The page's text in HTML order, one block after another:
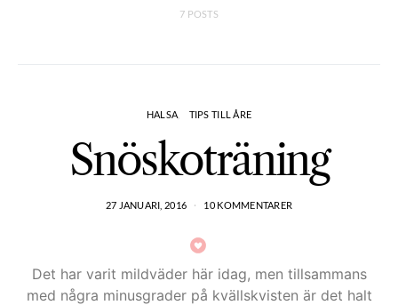
7 POSTS
HALSA TIPS TILL ÅRE
Snöskoträning
27 JANUARI, 2016 10 KOMMENTARER
Det har varit mildväder här idag, men tillsammans
med några minusgrader på kvällskvisten är det halt